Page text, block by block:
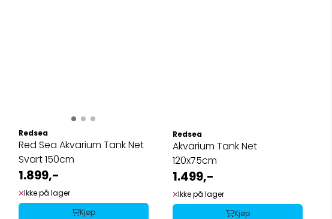
Redsea
Red Sea Akvarium Tank Net
Svart 150cm
1.899,-
Ikke på lager
Kjøp
Redsea
Akvarium Tank Net
120x75cm
1.499,-
Ikke på lager
Kjøp